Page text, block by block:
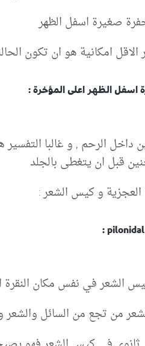
صغيرة اسفل الظهر
الاقل امكانية هو ان تكون
اسفل الظهر اعلى المؤخرة :
الرحم , و غالبا التفسير
قبل ان يتغطى بالجلد
العجزية و كيس الشعر :
الشعر في نفس مكان النقرة
من تجع من السائل والشعر